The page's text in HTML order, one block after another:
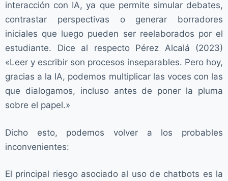
interacción con IA, ya que permite simular debates,
contrastar perspectivas o generar borradores
iniciales que luego pueden ser reelaborados por el
estudiante. Dice al respecto Pérez Alcalá (2023)
«Leer y escribir son procesos inseparables. Pero hoy,
gracias a la IA, podemos multiplicar las voces con las
que dialogamos, incluso antes de poner la pluma
sobre el papel.»
Dicho esto, podemos volver a los probables
inconvenientes:
El principal riesgo asociado al uso de chatbots es la